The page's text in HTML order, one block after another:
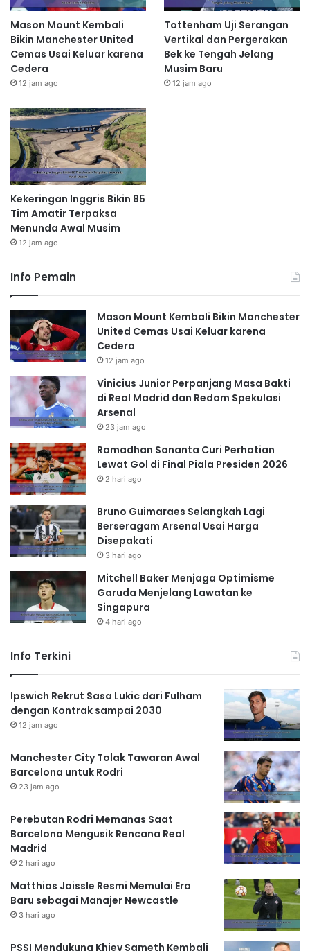
Mason Mount Kembali
Bikin Manchester United
Cemas Usai Keluar karena
Cedera
12 jam ago
Tottenham Uji Serangan
Vertikal dan Pergerakan
Bek ke Tengah Jelang
Musim Baru
12 jam ago
Kekeringan Inggris Bikin 85
Tim Amatir Terpaksa
Menunda Awal Musim
12 jam ago
Info Pemain
Mason Mount Kembali Bikin Manchester
United Cemas Usai Keluar karena
Cedera
12 jam ago
Vinicius Junior Perpanjang Masa Bakti
di Real Madrid dan Redam Spekulasi
Arsenal
23 jam ago
Ramadhan Sananta Curi Perhatian
Lewat Gol di Final Piala Presiden 2026
2 hari ago
Bruno Guimaraes Selangkah Lagi
Berseragam Arsenal Usai Harga
Disepakati
3 hari ago
Mitchell Baker Menjaga Optimisme
Garuda Menjelang Lawatan ke
Singapura
4 hari ago
Info Terkini
Ipswich Rekrut Sasa Lukic dari Fulham
dengan Kontrak sampai 2030
12 jam ago
Manchester City Tolak Tawaran Awal
Barcelona untuk Rodri
23 jam ago
Perebutan Rodri Memanas Saat
Barcelona Mengusik Rencana Real
Madrid
2 hari ago
Matthias Jaissle Resmi Memulai Era
Baru sebagai Manajer Newcastle
3 hari ago
PSSI Mendukung Khiev Sameth Kembali